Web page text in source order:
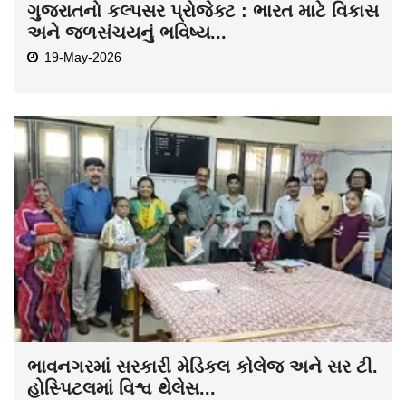
ગુજરાતનો કલ્પસર પ્રોજેક્ટ : ભારત માટે વિકાસ
અને જળસંચયનું ભવિષ્ય...
19-May-2026
ભાવનગરમાં સરકારી મેડિકલ કોલેજ અને સર ટી.
હોસ્પિટલમાં વિશ્વ થેલેસ...